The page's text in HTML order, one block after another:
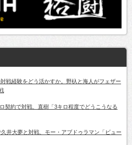
対戦経験をどう活かすか。野杁と海人がフェザー
契約で対戦、直樹「3キロ程度でどうこうなる
久井大夢と対戦、モー・アブドゥラマン「ビュー